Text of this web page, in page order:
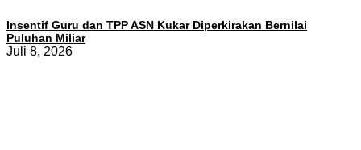
Insentif Guru dan TPP ASN Kukar Diperkirakan Bernilai
Puluhan Miliar
Juli 8, 2026